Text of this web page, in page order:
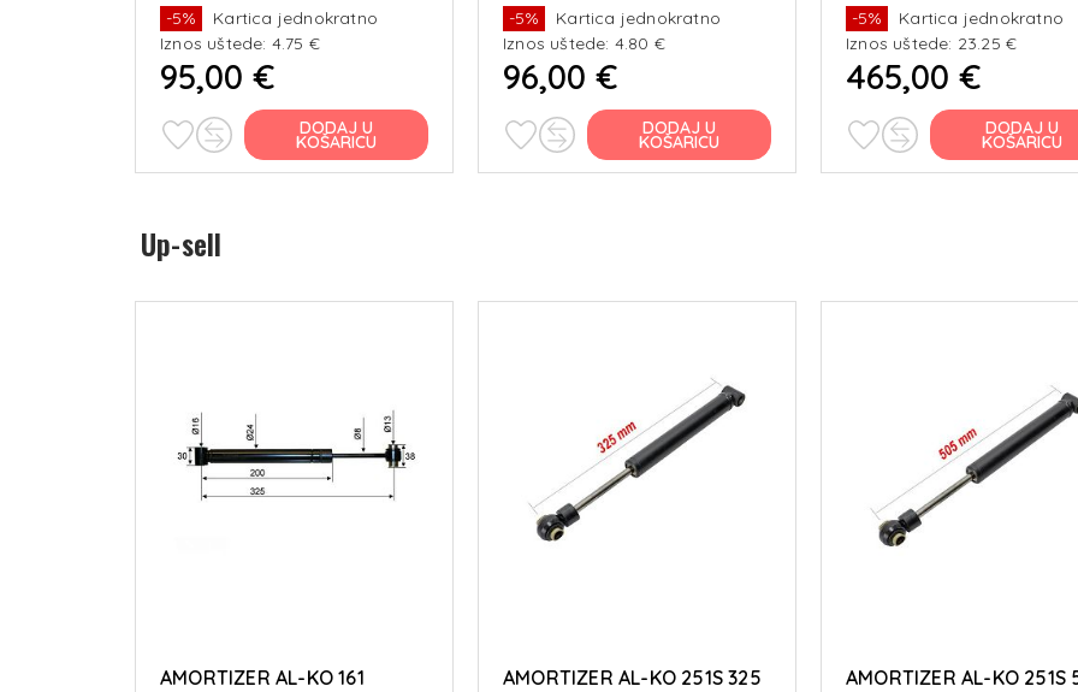
-5%
Kartica jednokratno
Iznos uštede: 4.75 €
95,00 €
DODAJ U
KOŠARICU
-5%
Kartica jednokratno
Iznos uštede: 4.80 €
96,00 €
DODAJ U
KOŠARICU
-5%
Kartica jednokratno
Iznos uštede: 23.25 €
465,00 €
DODAJ U
KOŠARICU
Up-sell
AMORTIZER AL-KO 161
AMORTIZER AL-KO 251S 325
AMORTIZER AL-KO 251S